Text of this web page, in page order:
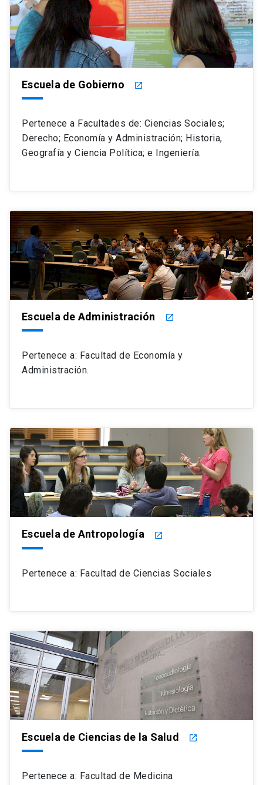
Escuela de Gobierno launch
Pertenece a Facultades de: Ciencias Sociales;
Derecho; Economía y Administración; Historia,
Geografía y Ciencia Política; e Ingeniería.
Escuela de Administración launch
Pertenece a: Facultad de Economía y
Administración.
Escuela de Antropología launch
Pertenece a: Facultad de Ciencias Sociales
Escuela de Ciencias de la Salud launch
Pertenece a: Facultad de Medicina